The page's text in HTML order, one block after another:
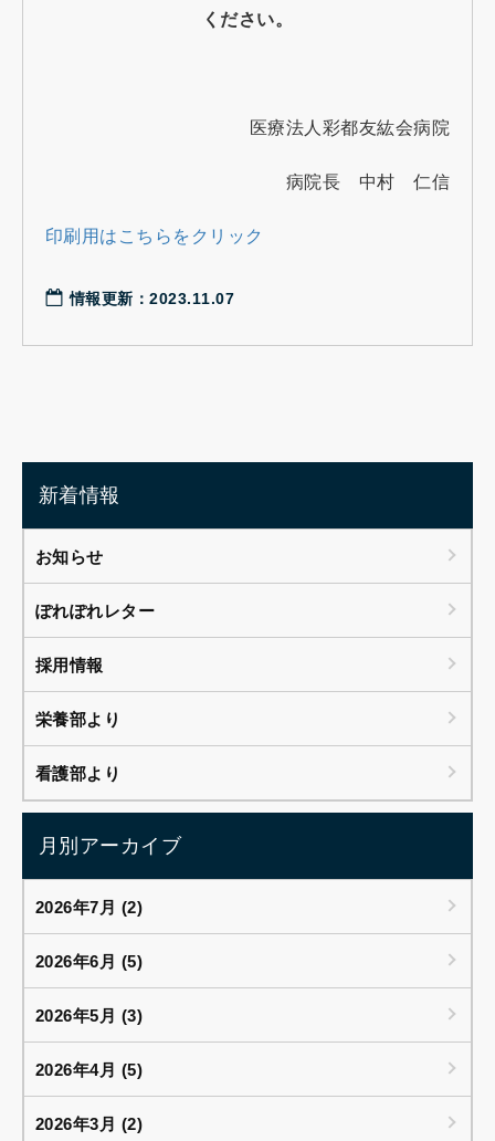
ください。
医療法人彩都友紘会病院
病院長 中村 仁信
印刷用はこちらをクリック
情報更新：2023.11.07
新着情報
お知らせ
ぽれぽれレター
採用情報
栄養部より
看護部より
月別アーカイブ
2026年7月 (2)
2026年6月 (5)
2026年5月 (3)
2026年4月 (5)
2026年3月 (2)